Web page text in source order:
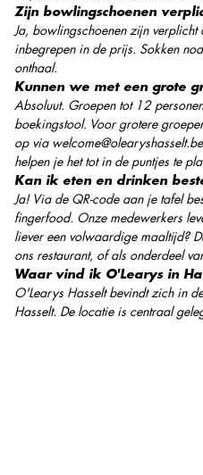
Zijn bowlingschoenen
Ja, bowlingschoenen zijn verplicht
inbegrepen in de prijs. Sokken
onthaal.
Kunnen we met een grote
Absoluut. Groepen tot 12
boekingstool. Voor grotere
op via
helpen je het tot in de puntjes te
Kan ik eten en drinken
Ja! Via de QR-code aan je tafel
fingerfood. Onze medewerkers
liever een volwaardige maaltijd?
ons restaurant, of als onderdeel
Waar vind ik O'Learys in
O'Learys Hasselt bevindt zich in
Hasselt. De locatie is centraal